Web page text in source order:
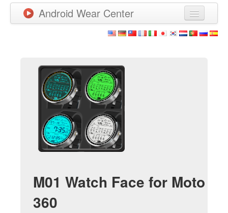
Android Wear Center
Games
New Releases
Watchfaces
More
M01 Watch Face for Moto
360